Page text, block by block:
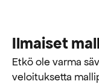
Ilmaiset
Etkö ole varma
veloituksetta